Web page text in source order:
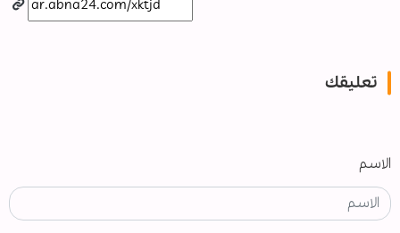
تعليقك
الاسم